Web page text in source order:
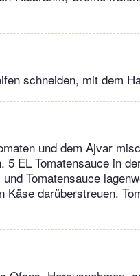
schneiden, mit dem
und dem Ajvar
5 EL Tomatensauce in
Tomatensauce
darüberstreuen.